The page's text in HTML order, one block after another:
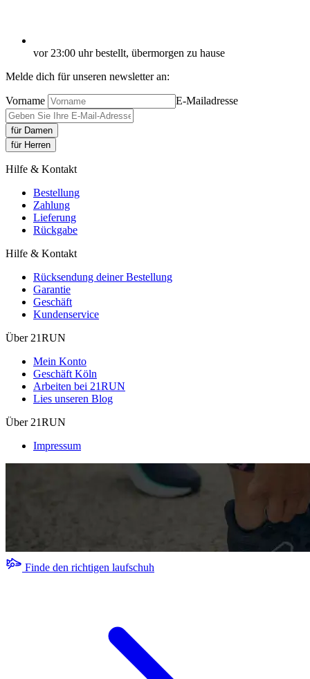
vor 23:00 uhr bestellt, übermorgen zu hause
Melde dich für unseren newsletter an:
Vorname E-Mailadresse
für Damen
für Herren
Hilfe & Kontakt
Bestellung
Zahlung
Lieferung
Rückgabe
Hilfe & Kontakt
Rücksendung deiner Bestellung
Garantie
Geschäft
Kundenservice
Über 21RUN
Mein Konto
Geschäft Köln
Arbeiten bei 21RUN
Lies unseren Blog
Über 21RUN
Impressum
Finde den richtigen laufschuh